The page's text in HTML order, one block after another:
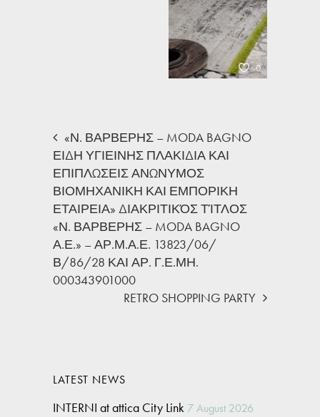
0
«Ν. ΒΑΡΒΕΡΗΣ – MODA BAGNO
ΕΙΔΗ ΥΓΙΕΙΝΗΣ ΠΛΑΚΙΔΙΑ ΚΑΙ
ΕΠΙΠΛΩΣΕΙΣ ΑΝΩΝΥΜΟΣ
ΒΙΟΜΗΧΑΝΙΚΗ ΚΑΙ ΕΜΠΟΡΙΚΗ
ΕΤΑΙΡΕΙΑ» ΔΙΑΚΡΙΤΙΚΌΣ ΤΊΤΛΟΣ
«Ν. ΒΑΡΒΕΡΗΣ – MODA BAGNO
Α.Ε.» – ΑΡ.Μ.Α.Ε. 13823/06/
Β/86/28 ΚΑΙ ΑΡ. Γ.Ε.ΜΗ.
000343901000
RETRO SHOPPING PARTY
LATEST NEWS
INTERNI at attica City Link 7 August 2026